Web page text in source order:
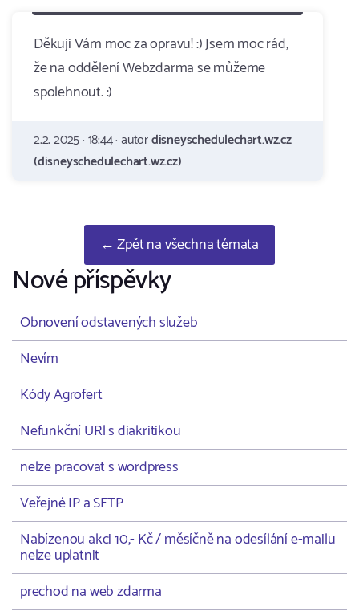
Děkuji Vám moc za opravu! :) Jsem moc rád,
že na oddělení Webzdarma se můžeme
spolehnout. :)
2.2. 2025 · 18:44 · autordisneyschedulechart.wz.cz
(disneyschedulechart.wz.cz)
← Zpět na všechna témata
Nové příspěvky
Obnovení odstavených služeb
Nevím
Kódy Agrofert
Nefunkční URl s diakritikou
nelze pracovat s wordpress
Veřejné IP a SFTP
Nabízenou akci 10,- Kč / měsíčně na odesílání e-mailu
nelze uplatnit
prechod na web zdarma